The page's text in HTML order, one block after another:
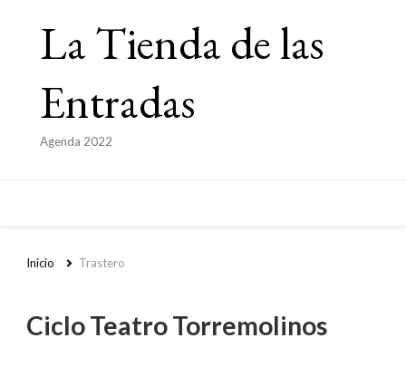
La Tienda de las
Entradas
Agenda 2022
Inicio Trastero
Ciclo Teatro Torremolinos